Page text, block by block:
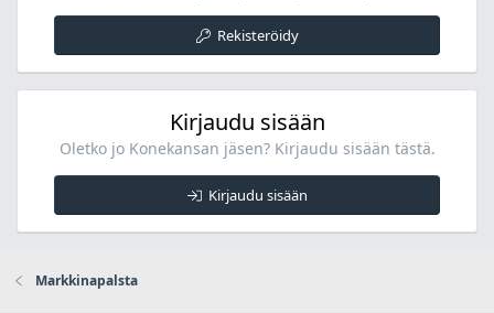
Rekisteröidy
Kirjaudu sisään
Oletko jo Konekansan jäsen? Kirjaudu sisään tästä.
Kirjaudu sisään
Markkinapalsta